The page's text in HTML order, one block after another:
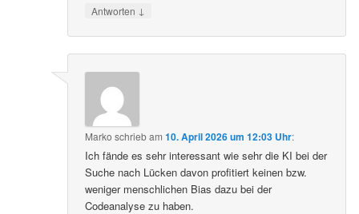
Antworten ↓
Marko schriebam10. April 2026 um 12:03 Uhr:
Ich fände es sehr interessant wie sehr die KI bei der
Suche nach Lücken davon profitiert keinen bzw.
weniger menschlichen Bias dazu bei der
Codeanalyse zu haben.